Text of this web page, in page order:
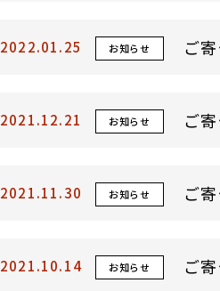
2022.01.25 お知らせ ご
2021.12.21 お知らせ ご
2021.11.30 お知らせ ご
2021.10.14 お知らせ ご